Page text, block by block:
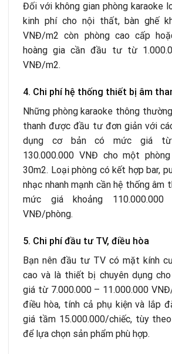
Đối với không gian phòng karaoke
kinh phí cho nội thất, bàn ghế
VNĐ/m2 còn phòng cao cấp
hoàng gia cần đầu tư từ
VNĐ/m2.
4. Chi phí hệ thống thiết bị âm
Những phòng karaoke thông
thanh được đầu tư đơn giản với
dụng cơ bản có mức giá từ
130.000.000 VNĐ cho một
30m2. Loại phòng có kết hợp bar,
nhạc nhanh mạnh cần hệ thống âm
mức giá khoảng 110.000.000
VNĐ/phòng.
5. Chi phí đầu tư TV, điều hòa
Bạn nên đầu tư TV có mặt kính
cao và là thiết bị chuyên dụng
giá từ 7.000.000 – 11.000.000
điều hòa, tính cả phụ kiện và lắp
giá tầm 15.000.000/chiếc, tùy
để lựa chọn sản phẩm phù hợp.